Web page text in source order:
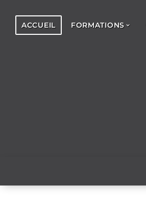
ACCUEIL FORMATIONS